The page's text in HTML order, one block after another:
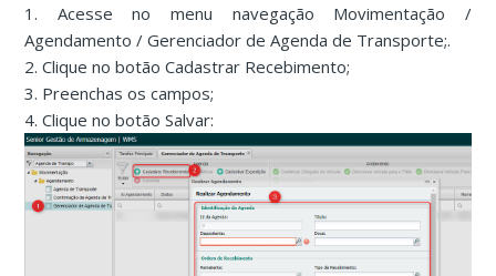
1. Acesse no menu navegação Movimentação /
Agendamento / Gerenciador de Agenda de Transporte;.
2. Clique no botão Cadastrar Recebimento;
3. Preenchas os campos;
4. Clique no botão Salvar: